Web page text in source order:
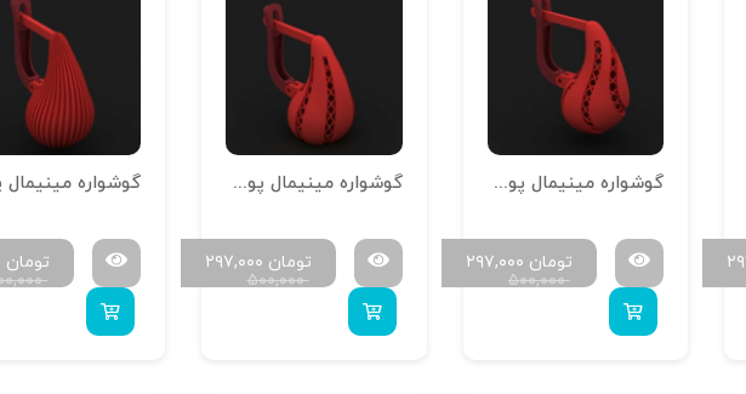
گوشواره مینیمال پوست خور تمام آینه G-M-P-06
۵۰۰,۰۰۰
۲۹۷,۰۰۰ تومان
گوشواره مینیمال پوست خور تمام آینه G-M-P-05
۵۰۰,۰۰۰
۲۹۷,۰۰۰ تومان تومان